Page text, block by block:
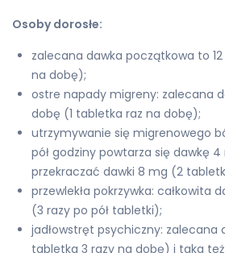
Osoby dorosłe:
zalecana dawka początkowa to
na dobę);
ostre napady migreny: zalecana
dobę (1 tabletka raz na dobę);
utrzymywanie się migrenowego
pół godziny powtarza się dawkę
przekraczać dawki 8 mg (2
przewlekła pokrzywka: całkowita
(3 razy po pół tabletki);
jadłowstręt psychiczny: zalecana
tabletka 3 razy na dobę) i taka